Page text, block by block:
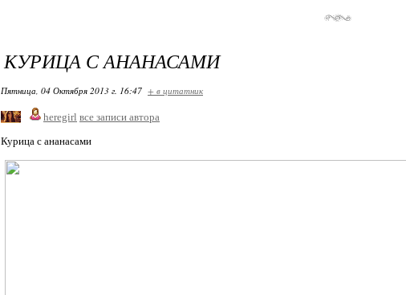
КУРИЦА С АНАНАСАМИ
Пятница, 04 Октября 2013 г. 16:47 + в цитатник
heregirl все записи автора
Курица с ананасами